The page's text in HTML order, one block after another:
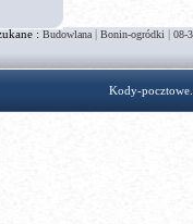
:Budowlana | Bonin-ogródki | 08-
Kody-